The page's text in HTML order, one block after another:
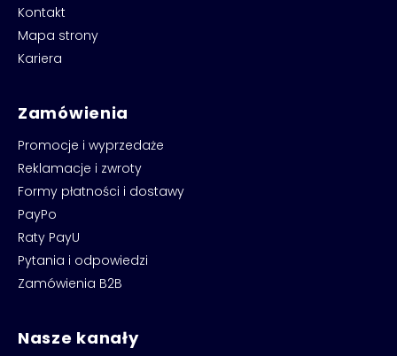
Kontakt
Mapa strony
Kariera
Zamówienia
Promocje i wyprzedaże
Reklamacje i zwroty
Formy płatności i dostawy
PayPo
Raty PayU
Pytania i odpowiedzi
Zamówienia B2B
Nasze kanały